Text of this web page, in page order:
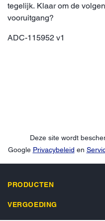
tegelijk. Klaar om de
vooruitgang?
ADC-115952 v1
Deze site wordt
Google Privacybeleid en
PRODUCTEN
VERGOEDING